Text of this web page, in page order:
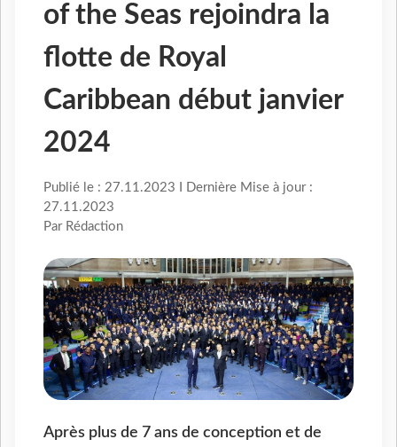
of the Seas rejoindra la
flotte de Royal
Caribbean début janvier
2024
Publié le : 27.11.2023 I Dernière Mise à jour :
27.11.2023
Par Rédaction
Après plus de 7 ans de conception et de